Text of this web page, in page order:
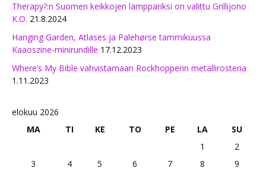
Therapy?:n Suomen keikkojen lämppäriksi on valittu Grillijono
K.O. 21.8.2024
Hanging Garden, Atlases ja Palehørse tammikuussa
Kaaoszine-minirundille 17.12.2023
Where’s My Bible vahvistamaan Rockhopperin metallirosteria
1.11.2023
elokuu 2026
MA
TI KE TO PE LA SU
1
2
3
4 5 6 7 8
9